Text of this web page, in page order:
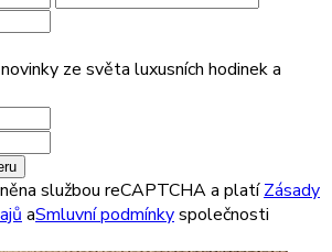
ze světa luxusních hodinek a
službou reCAPTCHA a platíZásady
aSmluvní podmínkyspolečnosti